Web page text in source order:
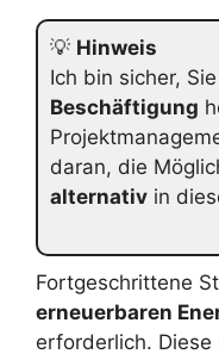
💡 Hinweis
Ich bin sicher,
Beschäftigung
daran, die
alternativ in
Fortgeschrittene
erneuerbaren
erforderlich.